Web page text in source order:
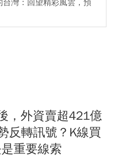
灣：回望精彩風雲，預
，外資賣超421億
反轉訊號？K線買
重要線索